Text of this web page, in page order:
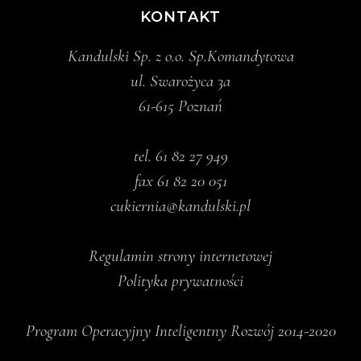
KONTAKT
Kandulski Sp. z o.o. Sp.Komandytowa
ul. Swarożyca 3a
61-615 Poznań
tel. 61 82 27 949
fax 61 82 20 051
cukiernia@kandulski.pl
Regulamin strony internetowej
Polityka prywatności
Program Operacyjny Inteligentny Rozwój 2014-2020